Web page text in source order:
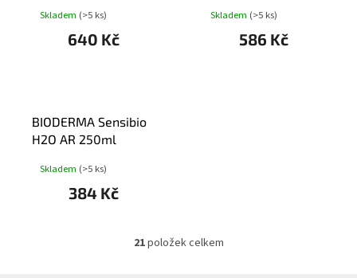
Skladem (>5 ks)
640 Kč
Skladem (>5 ks)
586 Kč
BIODERMA Sensibio
H2O AR 250ml
Skladem (>5 ks)
384 Kč
O
21položek celkem